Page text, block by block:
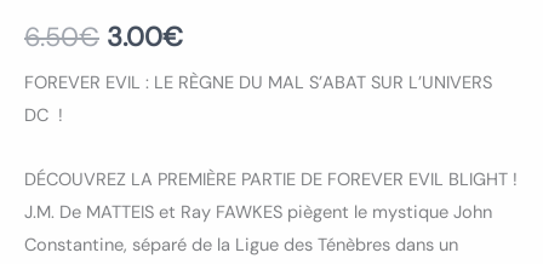
6.50€ 3.00€
FOREVER EVIL : LE RÈGNE DU MAL S’ABAT SUR L’UNIVERS
DC !
DÉCOUVREZ LA PREMIÈRE PARTIE DE FOREVER EVIL BLIGHT !
J.M. De MATTEIS et Ray FAWKES piègent le mystique John
Constantine, séparé de la Ligue des Ténèbres dans un